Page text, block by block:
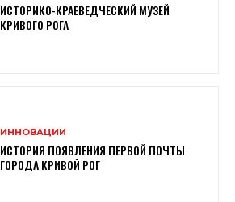
ИСТОРИКО-КРАЕВЕДЧЕСКИЙ МУЗЕЙ
КРИВОГО РОГА
ИННОВАЦИИ
ИСТОРИЯ ПОЯВЛЕНИЯ ПЕРВОЙ ПОЧТЫ
ГОРОДА КРИВОЙ РОГ